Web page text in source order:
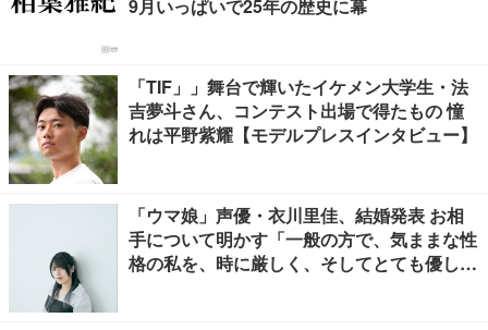
9月いっぱいで25年の歴史に幕
「TIF」」舞台で輝いたイケメン大学生・法
吉夢斗さん、コンテスト出場で得たもの 憧
れは平野紫耀【モデルプレスインタビュー】
「ウマ娘」声優・衣川里佳、結婚発表 お相
手について明かす「一般の方で、気ままな性
格の私を、時に厳しく、そしてとても優し